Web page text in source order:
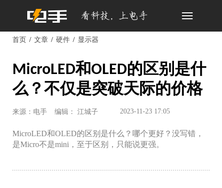
Toggle
首页 文章 硬件 显示器
MicroLED和OLED的区别是什
么？不仅是突破天际的价格
来源：电手 编辑： 江城子 2023-11-23 17:05
MicroLED和OLED的区别是什么？哪个更好？没写错，
是Micro不是mini，至于区别，只能说更强。